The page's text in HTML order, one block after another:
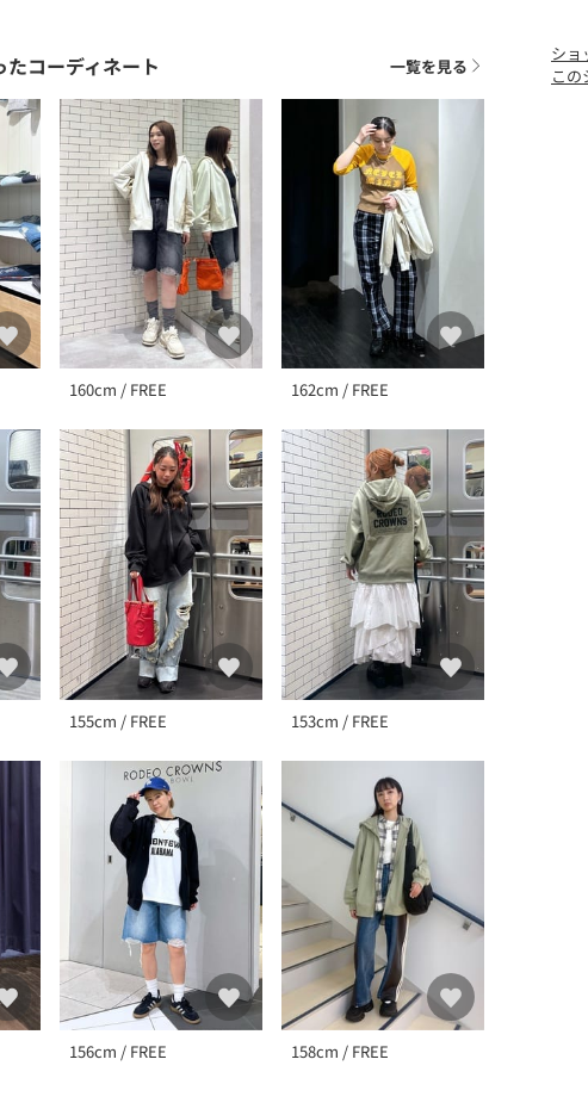
コーディネート 一覧を見る
160cm / FREE 162cm / FREE
155cm / FREE 153cm / FREE
156cm / FREE 158cm / FREE
ショ
こ